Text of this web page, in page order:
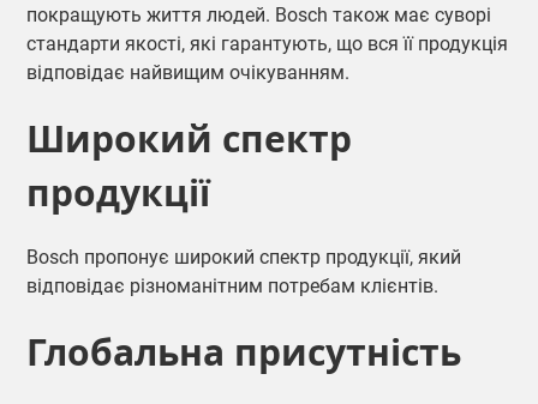
покращують життя людей. Bosch також має суворі
стандарти якості, які гарантують, що вся її продукція
відповідає найвищим очікуванням.
Широкий спектр
продукції
Bosch пропонує широкий спектр продукції, який
відповідає різноманітним потребам клієнтів.
Глобальна присутність